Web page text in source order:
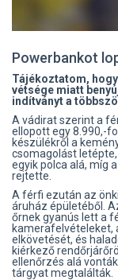
Powerbankot
Tájékoztatom,
vétsége miatt
indítványt a
A vádirat szerint a
ellopott egy 8.990,-
készülékről a
csomagolást
egyik polca alá, míg
rejtette.
A férfi ezután az
áruház épületéből.
őrnek gyanús lett a
kamerafelvételeket,
elkövetését, és
kiérkező
ellenőrzés alá
tárgyat megtalálták.